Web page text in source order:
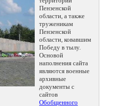
Пензенской
области, а также
труженикам
Пензенской
области, ковавшим
Победу в тылу.
Основой
наполнения сайта
являются военные
архивные
документы с
сайтов
Обобщенного